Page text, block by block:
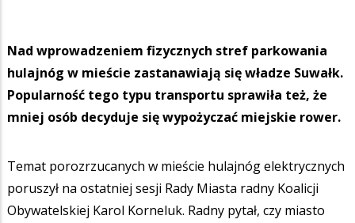
Nad wprowadzeniem fizycznych stref parkowania
hulajnóg w mieście zastanawiają się władze Suwałk.
Popularność tego typu transportu sprawiła też, że
mniej osób decyduje się wypożyczać miejskie rower.
Temat porozrzucanych w mieście hulajnóg elektrycznych
poruszył na ostatniej sesji Rady Miasta radny Koalicji
Obywatelskiej Karol Korneluk. Radny pytał, czy miasto